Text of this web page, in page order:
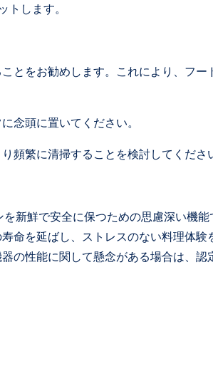
します。
とをお勧めします。これにより、フー
念頭に置いてください。
頻繁に清掃することを検討してくださ
新鮮で安全に保つための思慮深い機能
命を延ばし、ストレスのない料理体験
の性能に関して懸念がある場合は、認